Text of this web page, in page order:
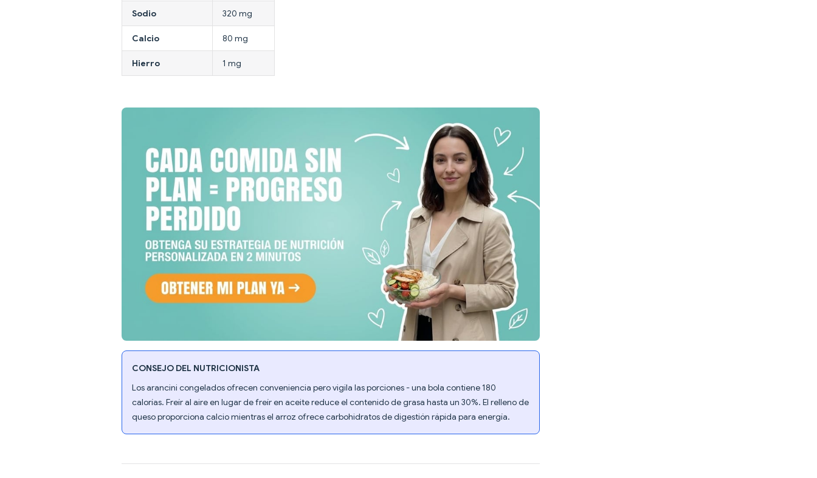
Sodio 320 mg
Calcio 80 mg
Hierro 1 mg
CONSEJO DEL NUTRICIONISTA
Los arancini congelados ofrecen conveniencia pero vigila las porciones - una bola contiene 180
calorías. Freír al aire en lugar de freír en aceite reduce el contenido de grasa hasta un 30%. El relleno de
queso proporciona calcio mientras el arroz ofrece carbohidratos de digestión rápida para energía.